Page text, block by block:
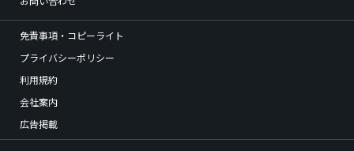
免責事項・コピーライト
プライバシーポリシー
利用規約
会社案内
広告掲載